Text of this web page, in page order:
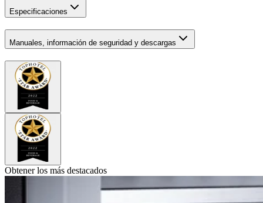
Especificaciones
Manuales, información de seguridad y descargas
Obtener los más destacados